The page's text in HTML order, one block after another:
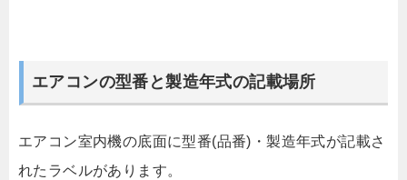
エアコンの型番と製造年式の記載場所
エアコン室内機の底面に型番(品番)・製造年式が記載さ
れたラベルがあります。